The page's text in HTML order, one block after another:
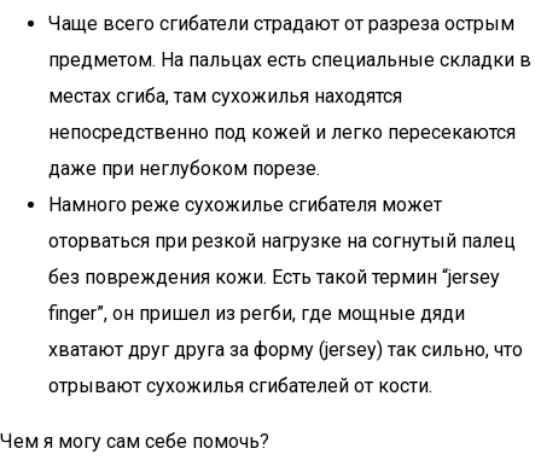
Чаще всего сгибатели страдают от разреза острым
предметом. На пальцах есть специальные складки в
местах сгиба, там сухожилья находятся
непосредственно под кожей и легко пересекаются
даже при неглубоком порезе.
Намного реже сухожилье сгибателя может
оторваться при резкой нагрузке на согнутый палец
без повреждения кожи. Есть такой термин “jersey
finger”, он пришел из регби, где мощные дяди
хватают друг друга за форму (jersey) так сильно, что
отрывают сухожилья сгибателей от кости.
Чем я могу сам себе помочь?